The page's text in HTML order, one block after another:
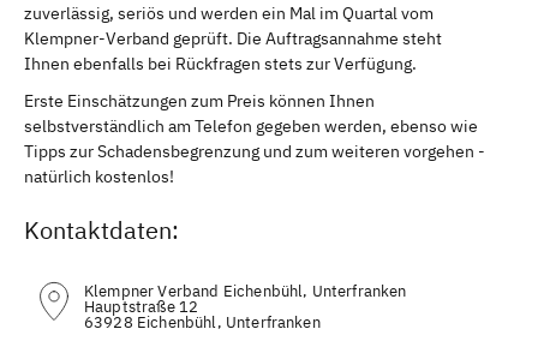
zuverlässig, seriös und werden ein Mal im Quartal vom
Klempner-Verband geprüft. Die Auftragsannahme steht
Ihnen ebenfalls bei Rückfragen stets zur Verfügung.
Erste Einschätzungen zum Preis können Ihnen
selbstverständlich am Telefon gegeben werden, ebenso wie
Tipps zur Schadensbegrenzung und zum weiteren vorgehen -
natürlich kostenlos!
Kontaktdaten:
Klempner Verband Eichenbühl, Unterfranken
Hauptstraße 12
63928 Eichenbühl, Unterfranken